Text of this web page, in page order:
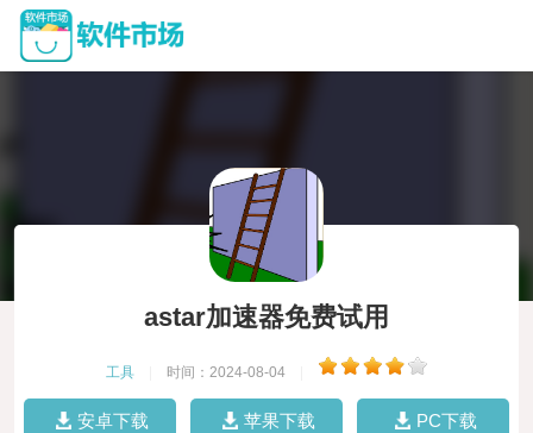
astar加速器免费试用
工具 时间：2024-08-04
安卓下载 苹果下载 PC下载